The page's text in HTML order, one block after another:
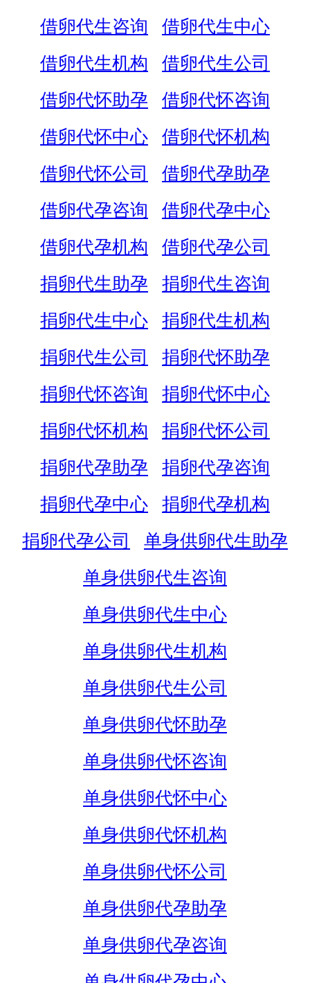
借卵代生咨询
借卵代生中心
借卵代生机构
借卵代生公司
借卵代怀助孕
借卵代怀咨询
借卵代怀中心
借卵代怀机构
借卵代怀公司
借卵代孕助孕
借卵代孕咨询
借卵代孕中心
借卵代孕机构
借卵代孕公司
捐卵代生助孕
捐卵代生咨询
捐卵代生中心
捐卵代生机构
捐卵代生公司
捐卵代怀助孕
捐卵代怀咨询
捐卵代怀中心
捐卵代怀机构
捐卵代怀公司
捐卵代孕助孕
捐卵代孕咨询
捐卵代孕中心
捐卵代孕机构
捐卵代孕公司
单身供卵代生助孕
单身供卵代生咨询
单身供卵代生中心
单身供卵代生机构
单身供卵代生公司
单身供卵代怀助孕
单身供卵代怀咨询
单身供卵代怀中心
单身供卵代怀机构
单身供卵代怀公司
单身供卵代孕助孕
单身供卵代孕咨询